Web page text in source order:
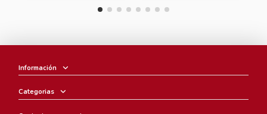
Información
Categorias